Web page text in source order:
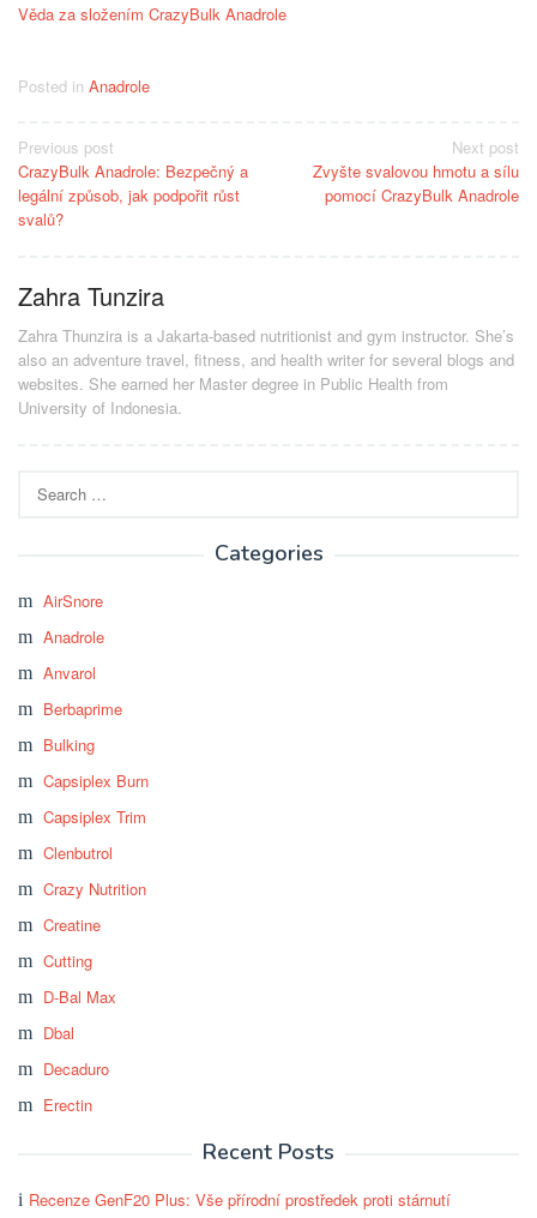
Věda za složením CrazyBulk Anadrole
Posted in Anadrole
Post
navigation
Previous post
CrazyBulk Anadrole: Bezpečný a
legální způsob, jak podpořit růst
svalů?
Next post
Zvyšte svalovou hmotu a sílu
pomocí CrazyBulk Anadrole
Zahra Tunzira
Zahra Thunzira is a Jakarta-based nutritionist and gym instructor. She’s
also an adventure travel, fitness, and health writer for several blogs and
websites. She earned her Master degree in Public Health from
University of Indonesia.
for:
Categories
AirSnore
Anadrole
Anvarol
Berbaprime
Bulking
Capsiplex Burn
Capsiplex Trim
Clenbutrol
Crazy Nutrition
Creatine
Cutting
D-Bal Max
Dbal
Decaduro
Erectin
Recent Posts
Recenze GenF20 Plus: Vše přírodní prostředek proti stárnutí